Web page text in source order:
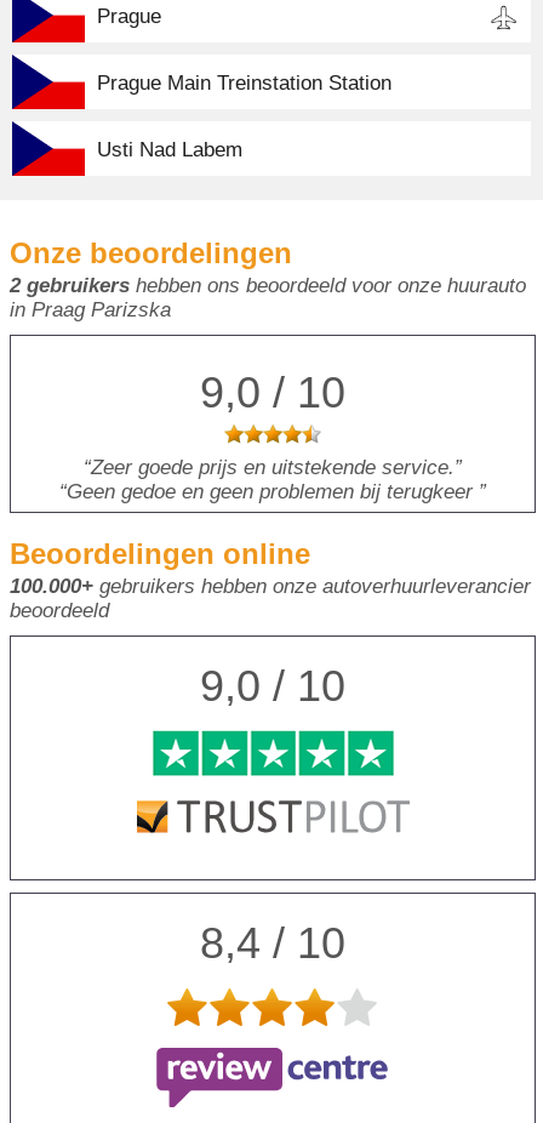
Prague
Prague Main Treinstation Station
Usti Nad Labem
Onze beoordelingen
2 gebruikers hebben ons beoordeeld voor onze huurauto
in Praag Parizska
9,0 / 10
Zeer goede prijs en uitstekende service.
Geen gedoe en geen problemen bij terugkeer
Beoordelingen online
100.000+ gebruikers hebben onze autoverhuurleverancier
beoordeeld
9,0 / 10
8,4 / 10